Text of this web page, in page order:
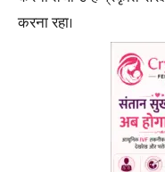
करना रहा।